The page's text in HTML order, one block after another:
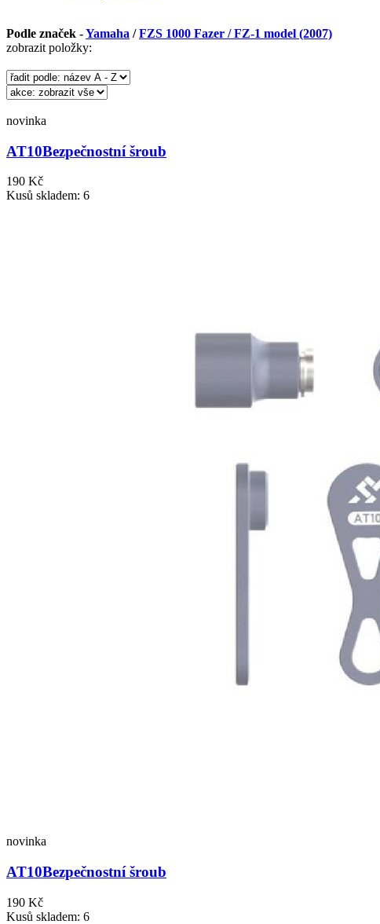
Podle značek -Yamaha /FZS 1000 Fazer / FZ-1 model (2007)
zobrazit položky:
novinka
AT10Bezpečnostní šroub
190 Kč
Kusů skladem: 6
novinka
AT10Bezpečnostní šroub
190 Kč
Kusů skladem: 6